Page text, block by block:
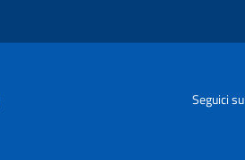
Seguici su